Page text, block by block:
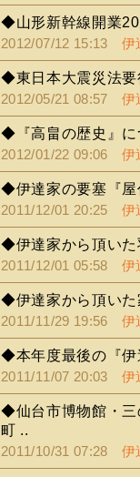
◆山形新幹線開業
2012/07/12 15:13伊
◆東日本大震災法要
2012/05/21 08:57伊
◆『高畠の歴史』に
2012/01/22 09:06伊
◆伊達家の要塞『屋
2011/12/01 20:25伊
◆伊達家から頂いた
2011/12/01 05:58伊
◆伊達家から頂いた
2011/11/29 19:56伊
◆本年度最後の『伊
2011/11/07 20:03伊
◆仙台市博物館・三
町 ..
2011/10/31 07:28伊